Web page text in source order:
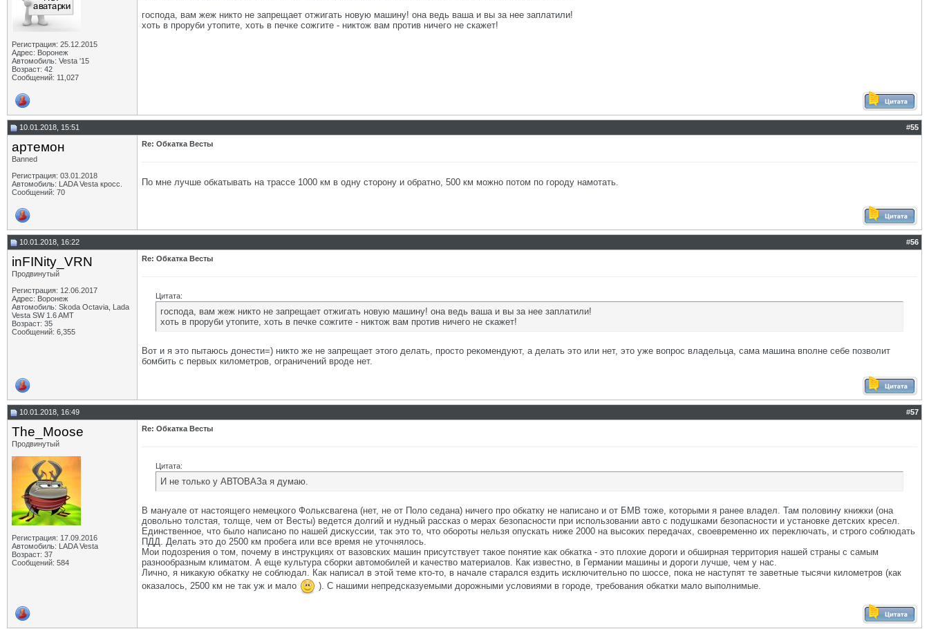
Регистрация: 25.12.2015
Адрес: Воронеж
Автомобиль: Vesta '15
Возраст: 42
Сообщений: 11,027
господа, вам жеж никто не запрещает отжигать новую машину! она ведь ваша и вы за нее заплатили!
хоть в проруби утопите, хоть в печке сожгите - никтож вам против ничего не скажет!
10.01.2018, 15:51 #55
артемон
Banned
Регистрация: 03.01.2018
Автомобиль: LADA Vesta кросс.
Сообщений: 70
Re: Обкатка Весты
По мне лучше обкатывать на трассе 1000 км в одну сторону и обратно, 500 км можно потом по городу намотать.
10.01.2018, 16:22 #56
inFINity_VRN
Продвинутый
Регистрация: 12.06.2017
Адрес: Воронеж
Автомобиль: Skoda Octavia, Lada
Vesta SW 1.6 AMT
Возраст: 35
Сообщений: 6,355
Re: Обкатка Весты
Цитата:
господа, вам жеж никто не запрещает отжигать новую машину! она ведь ваша и вы за нее заплатили!
хоть в проруби утопите, хоть в печке сожгите - никтож вам против ничего не скажет!
Вот и я это пытаюсь донести=) никто же не запрещает этого делать, просто рекомендуют, а делать это или нет, это уже вопрос владельца, сама машина вполне себе позволит
бомбить с первых километров, ограничений вроде нет.
10.01.2018, 16:49 #57
The_Moose
Продвинутый
Регистрация: 17.09.2016
Автомобиль: LADA Vesta
Возраст: 37
Сообщений: 584
Re: Обкатка Весты
Цитата:
И не только у АВТОВАЗа я думаю.
В мануале от настоящего немецкого Фольксвагена (нет, не от Поло седана) ничего про обкатку не написано и от БМВ тоже, которыми я ранее владел. Там половину книжки (она
довольно толстая, толще, чем от Весты) ведется долгий и нудный рассказ о мерах безопасности при использовании авто с подушками безопасности и установке детских кресел.
Единственное, что было написано по нашей дискуссии, так это то, что обороты нельзя опускать ниже 2000 на высоких передачах, своевременно их переключать, и строго соблюдать
ПДД. Делать это до 2500 км пробега или все время не уточнялось.
Мои подозрения о том, почему в инструкциях от вазовских машин присутствует такое понятие как обкатка - это плохие дороги и обширная территория нашей страны с самым
разнообразным климатом. А еще культура сборки автомобилей и качество материалов. Как известно, в Германии машины и дороги лучше, чем у нас.
Лично, я никакую обкатку не соблюдал. Как написал в этой теме кто-то, в начале старался ездить исключительно по шоссе, пока не наступят те заветные тысячи километров (как
оказалось, 2500 км не так уж и мало
). С нашими непредсказуемыми дорожными условиями в городе, требования обкатки мало выполнимые.